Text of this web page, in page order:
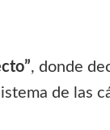
, donde
de las